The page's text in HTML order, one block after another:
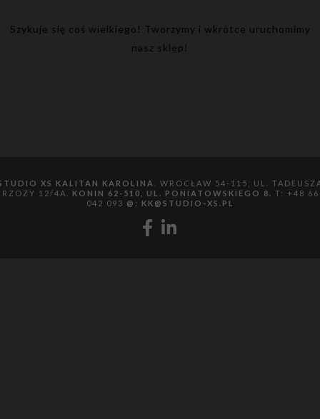
Szykuje się coś wielkiego! Tworzymy i wkrótce uruchomimy
nasz sklep!
XS KALITAN KAROLINA
. WROCŁAW 54-115, UL.
12/4A. KONIN 62-510, UL. PONIATOWSKIEGO 8. T: +48
042 093 @: KK@STUDIO-XS.PL